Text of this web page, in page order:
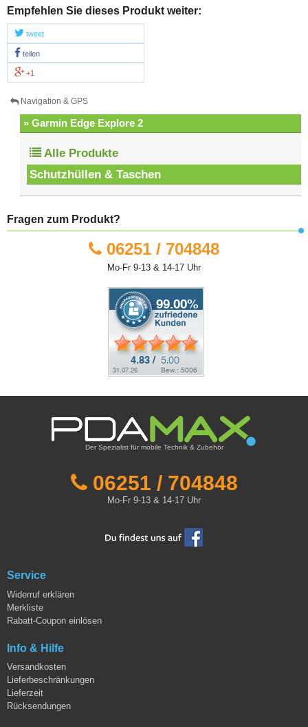
Empfehlen Sie dieses Produkt weiter:
tweet
teilen
+1
Navigation & GPS
» Garmin Edge Explore 2
Alle Produkte
Schutzhüllen & Taschen
Fragen zum Produkt?
06251 / 704848
Mo-Fr 9-13 & 14-17 Uhr
Der Spezialist für mobile Technik & Zubehör
06251 / 704848
Mo-Fr 9-13 & 14-17 Uhr
Service
Widerruf erklären
Merkliste
Rabatt-Coupon einlösen
Info & Hilfe
Versandkosten
Lieferbeschränkungen
Lieferzeit
Rücksendungen